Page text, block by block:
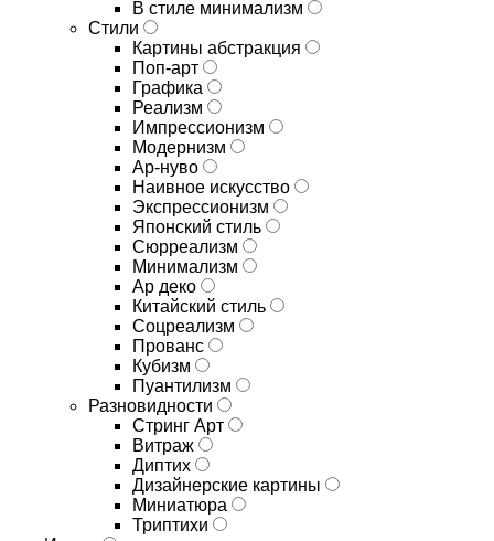
В стиле минимализм
Стили
Картины абстракция
Поп-арт
Графика
Реализм
Импрессионизм
Модернизм
Ар-нуво
Наивное искусство
Экспрессионизм
Японский стиль
Сюрреализм
Минимализм
Ар деко
Китайский стиль
Соцреализм
Прованс
Кубизм
Пуантилизм
Разновидности
Стринг Арт
Витраж
Диптих
Дизайнерские картины
Миниатюра
Триптихи